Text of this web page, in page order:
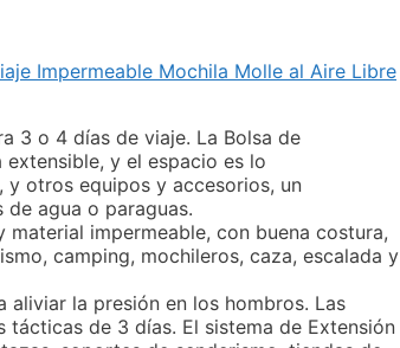
Impermeable Mochila Molle al Aire Libre
3 o 4 días de viaje. La Bolsa de
y el espacio es lo
y otros equipos y accesorios, un
agua o paraguas.
impermeable, con buena costura,
camping, mochileros, caza, escalada y
la presión en los hombros. Las
de 3 días. El sistema de Extensión